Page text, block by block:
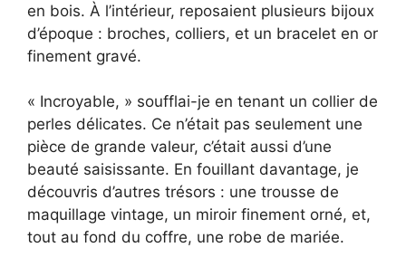
en bois. À l’intérieur, reposaient plusieurs bijoux
d’époque : broches, colliers, et un bracelet en or
finement gravé.
« Incroyable, » soufflai-je en tenant un collier de
perles délicates. Ce n’était pas seulement une
pièce de grande valeur, c’était aussi d’une
beauté saisissante. En fouillant davantage, je
découvris d’autres trésors : une trousse de
maquillage vintage, un miroir finement orné, et,
tout au fond du coffre, une robe de mariée.